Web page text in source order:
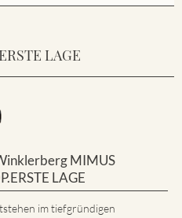
LAGE
MIMUS
LAGE
im tiefgründigen